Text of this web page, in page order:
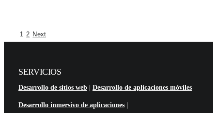
1 2 Next
SERVICIOS
Desarrollo de sitios web| Desarrollo de aplicaciones móviles
Desarrollo inmersivo de aplicaciones|